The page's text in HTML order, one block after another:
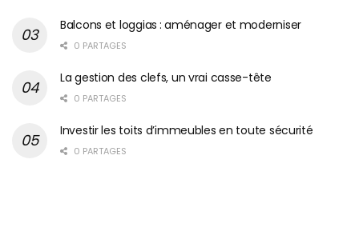
Balcons et loggias : aménager et moderniser
0 PARTAGES
La gestion des clefs, un vrai casse-tête
0 PARTAGES
Investir les toits d’immeubles en toute sécurité
0 PARTAGES